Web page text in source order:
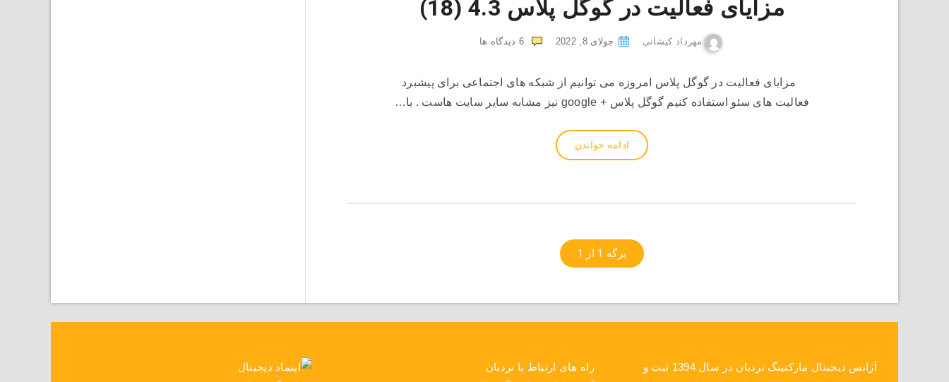
مزایای فعالیت در گوگل پلاس 4.3 (18)
مهرداد کیشانی جولای 8, 2022 6 دیدگاه ها
مزایای فعالیت در گوگل پلاس امروزه می توانیم از شبکه های اجتماعی برای پیشبرد
فعالیت های سئو استفاده کنیم گوگل پلاس + google نیز مشابه سایر سایت هاست . با…
ادامه خواندن
برگه 1 از 1
آژانس دیجیتال مارکتینگ نردبان در سال 1394 ثبت و
راه های ارتباط با نردبان